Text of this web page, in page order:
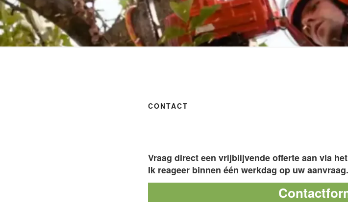
Ga
naar
de
inhoud
VAN DER VEGT
CONTACT
Vraag direct een vrijblijvende offerte aan via
Ik reageer binnen één werkdag op uw aanvraag.